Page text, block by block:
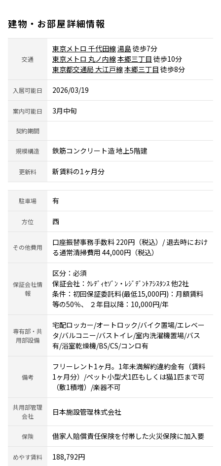
建物・お部屋詳細情報
交通
東京メトロ 千代田線湯島徒歩7分
東京メトロ 丸ノ内線本郷三丁目 徒歩10分
東京都交通局 大江戸線本郷三丁目 徒歩8分
入居可能日 2026/03/19
案内可能日 3月中旬
契約期間
規模構造 鉄筋コンクリート造 地上5階建
更新料 新賃料の1ヶ月分
駐車場 有
方位 西
その他費用
口座振替事務手数料 220円（税込）/ 退去時におけ
る通常清掃費用 44,000円（税込）
保証会社情
報
区分：必須
保証会社：ｸﾚﾃﾞｨｾｿﾞﾝ・ﾚｼﾞﾃﾞﾝﾄｱｼｽﾀﾝｽ 他2社
条件：初回保証委託料(最低15,000円)：月額賃料
等の50％、 ２年目以降：10,000円/年
専有部・共
用部設備
宅配ロッカー/オートロック/バイク置場/エレベー
タ/バルコニー/バストイレ/室内洗濯機置場/バス
有/浴室乾燥機/BS/CS/コンロ有
備考
フリーレント1ヶ月。1年未満解約違約金有（賃料
1ヶ月分）/ペット小型犬1匹もしくは猫1匹まで可
（敷1積増）/楽器不可
共用部管理
会社
日本施設管理株式会社
保険 借家人賠償責任保険を付帯した火災保険に加入要
めやす賃料 188,792円